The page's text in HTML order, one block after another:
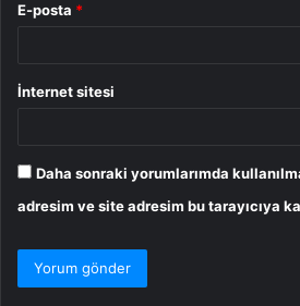
E-posta *
İnternet sitesi
Daha sonraki yorumlarımda
adresim ve site adresim bu tarayıcıya